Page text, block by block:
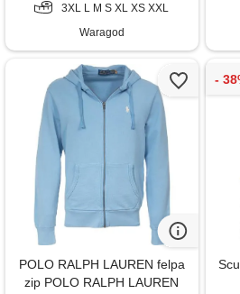
3XL L M S XL XS XXL
Waragod
POLO RALPH LAUREN felpa
zip POLO RALPH LAUREN